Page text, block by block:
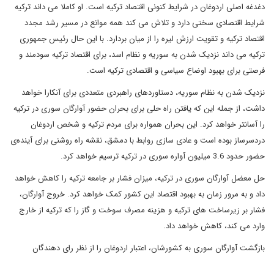
دغدغه اصلی اردوغان در شرایط کنونی اقتصاد ترکیه است. او کاملا می داند ترکیه
شرایط اقتصادی سختی دارد و تلاش می کند همه موانع در مسیر رشد مجدد
اقتصاد ترکیه و تقویت ارزش لیره را از میان بردارد. با این حال رئیس جمهوری
ترکیه می داند نزدیک شدن به سوریه و نظام اسد، برای اقتصاد ترکیه سودمند و
فرصتی برای بهبود اوضاع سیاسی و اقتصادی ترکیه است.
نزدیک شدن به نظام سوریه، دستاوردهای راهبردی متعددی برای آنکارا خواهد
داشت، از جمله این که یافتن راه حلی برای بحران حضور آوارگان سوری در ترکیه
را آسانتر خواهد کرد. این بحران همواره برای مردم ترکیه و شخص اردوغان
دردسرساز بوده است و عادی سازی روابط با دمشق، نقشه راه روشنی برای آینده‌ی
حضور حدود 3.6 میلیون آواره سوری در ترکیه ترسیم خواهد کرد.
حل معضل آوارگان سوری در ترکیه، میزان فشار بر جامعه ترکیه را کاهش خواهد
داد و به مرور زمان به بهبود اقتصاد این کشور کمک خواهد کرد. خروج آوارگان،
فشار بر زیرساخت های ترکیه و هزینه مصرف سوخت و گاز را که ترکیه از خارج
وارد می کند، کاهش خواهد داد.
بازگشت آوارگان سوری به کشورشان، اعتبار اردوغان را از نظر رای دهندگان